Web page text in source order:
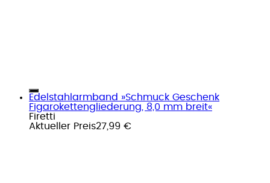
Edelstahlarmband »Schmuck Geschenk
Figarokettengliederung, 8,0 mm breit«
Firetti
Aktueller Preis27,99 €